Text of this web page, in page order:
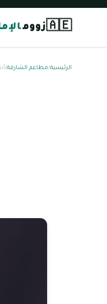
🇦🇪زووم
الرئيسية/مطاعم الشارقة/